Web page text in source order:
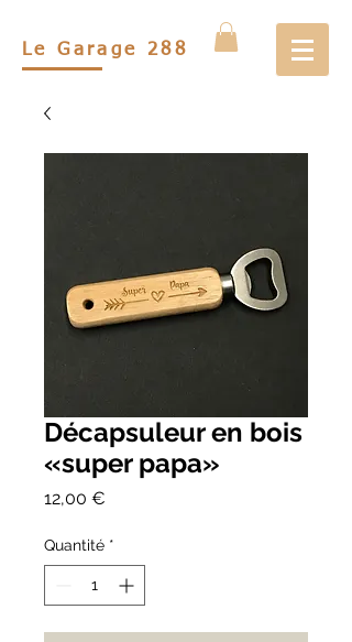
Le Garage 288
Décapsuleur en bois
«super papa»
12,00 €
Quantité *